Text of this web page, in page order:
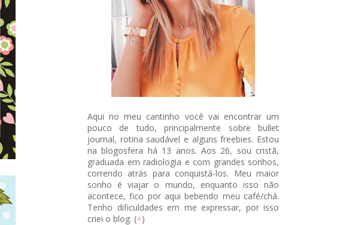
Aqui no meu cantinho você vai encontrar um
pouco de tudo, principalmente sobre bullet
journal, rotina saudável e alguns freebies. Estou
na blogosfera há 13 anos. Aos 26, sou cristã,
graduada em radiologia e com grandes sonhos,
correndo atrás para conquistá-los. Meu maior
sonho é viajar o mundo, enquanto isso não
acontece, fico por aqui bebendo meu café/chá.
Tenho dificuldades em me expressar, por isso
criei o blog. (+)